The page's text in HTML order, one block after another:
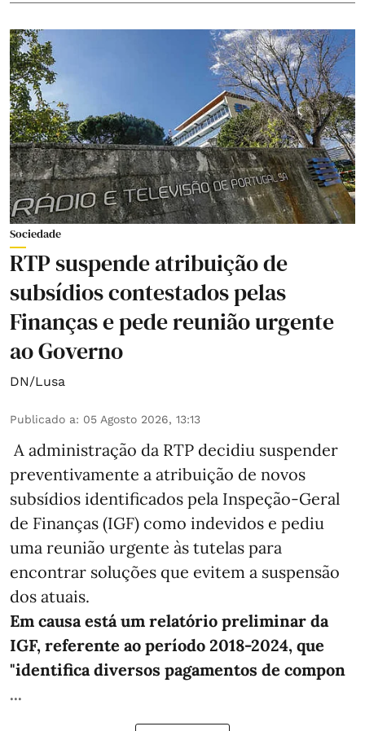
Sociedade
RTP suspende atribuição de
subsídios contestados pelas
Finanças e pede reunião urgente
ao Governo
DN/Lusa
Publicado a: 05 Agosto 2026, 13:13
A administração da RTP decidiu suspender
preventivamente a atribuição de novos
subsídios identificados pela Inspeção-Geral
de Finanças (IGF) como indevidos e pediu
uma reunião urgente às tutelas para
encontrar soluções que evitem a suspensão
dos atuais.
Em causa está um relatório preliminar da
IGF, referente ao período 2018-2024, que
"identifica diversos pagamentos de compon
...